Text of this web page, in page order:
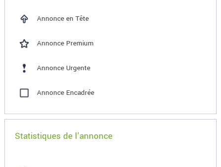
Annonce en Tête
Annonce Premium
Annonce Urgente
Annonce Encadrée
Statistiques de l'annonce